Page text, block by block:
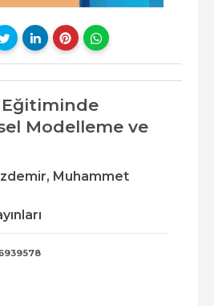
Modelleme ve
Muhammet